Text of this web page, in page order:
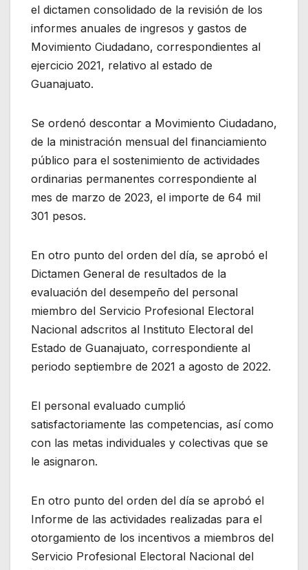
el dictamen consolidado de la revisión de los
informes anuales de ingresos y gastos de
Movimiento Ciudadano, correspondientes al
ejercicio 2021, relativo al estado de
Guanajuato.
Se ordenó descontar a Movimiento Ciudadano,
de la ministración mensual del financiamiento
público para el sostenimiento de actividades
ordinarias permanentes correspondiente al
mes de marzo de 2023, el importe de 64 mil
301 pesos.
En otro punto del orden del día, se aprobó el
Dictamen General de resultados de la
evaluación del desempeño del personal
miembro del Servicio Profesional Electoral
Nacional adscritos al Instituto Electoral del
Estado de Guanajuato, correspondiente al
periodo septiembre de 2021 a agosto de 2022.
El personal evaluado cumplió
satisfactoriamente las competencias, así como
con las metas individuales y colectivas que se
le asignaron.
En otro punto del orden del día se aprobó el
Informe de las actividades realizadas para el
otorgamiento de los incentivos a miembros del
Servicio Profesional Electoral Nacional del